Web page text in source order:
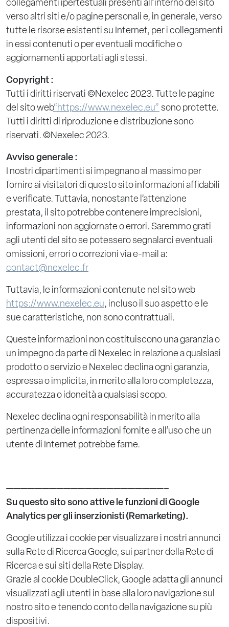
collegamenti ipertestuali presenti all’interno del sito
verso altri siti e/o pagine personali e, in generale, verso
tutte le risorse esistenti su Internet, per i collegamenti
in essi contenuti o per eventuali modifiche o
aggiornamenti apportati agli stessi.
Copyright :
Tutti i diritti riservati ©Nexelec 2023. Tutte le pagine
del sito web“https://www.nexelec.eu” sono protette.
Tutti i diritti di riproduzione e distribuzione sono
riservati. ©Nexelec 2023.
Avviso generale :
I nostri dipartimenti si impegnano al massimo per
fornire ai visitatori di questo sito informazioni affidabili
e verificate. Tuttavia, nonostante l’attenzione
prestata, il sito potrebbe contenere imprecisioni,
informazioni non aggiornate o errori. Saremmo grati
agli utenti del sito se potessero segnalarci eventuali
omissioni, errori o correzioni via e-mail a:
contact@nexelec.fr
Tuttavia, le informazioni contenute nel sito web
https://www.nexelec.eu, incluso il suo aspetto e le
sue caratteristiche, non sono contrattuali.
Queste informazioni non costituiscono una garanzia o
un impegno da parte di Nexelec in relazione a qualsiasi
prodotto o servizio e Nexelec declina ogni garanzia,
espressa o implicita, in merito alla loro completezza,
accuratezza o idoneità a qualsiasi scopo.
Nexelec declina ogni responsabilità in merito alla
pertinenza delle informazioni fornite e all’uso che un
utente di Internet potrebbe farne.
——————————————————————–
Su questo sito sono attive le funzioni di Google
Analytics per gli inserzionisti (Remarketing).
Google utilizza i cookie per visualizzare i nostri annunci
sulla Rete di Ricerca Google, sui partner della Rete di
Ricerca e sui siti della Rete Display.
Grazie al cookie DoubleClick, Google adatta gli annunci
visualizzati agli utenti in base alla loro navigazione sul
nostro sito e tenendo conto della navigazione su più
dispositivi.